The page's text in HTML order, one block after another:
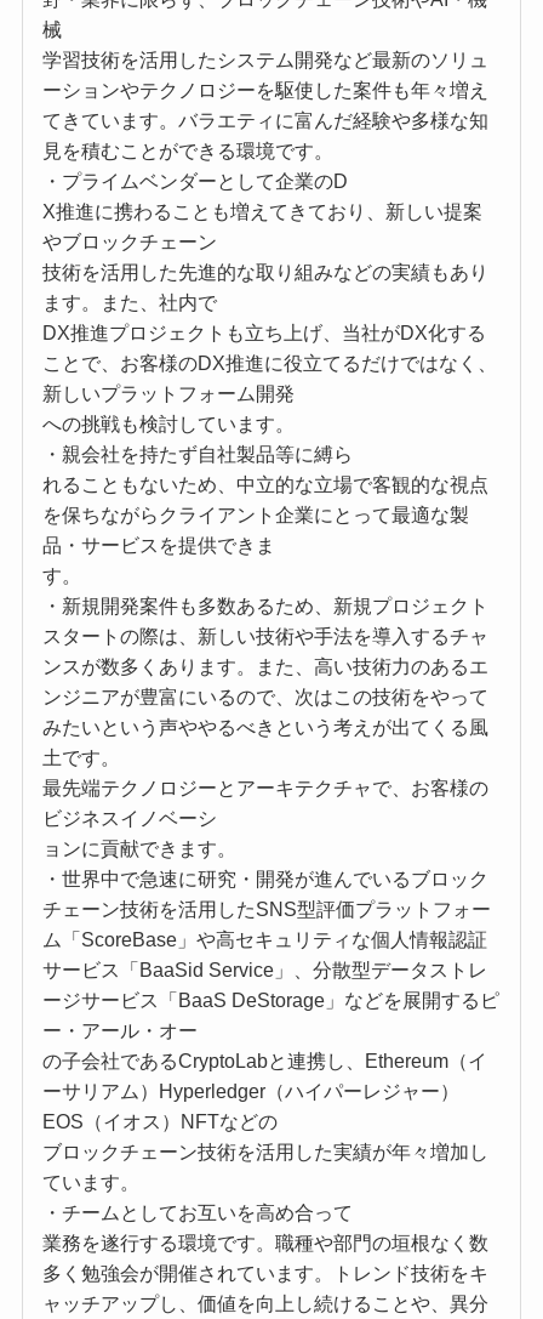
械
学習技術を活用したシステム開発など最新のソリュ
ーションやテクノロジーを駆使した案件も年々増え
てきています。バラエティに富んだ経験や多様な知
見を積むことができる環境です。
・プライムベンダーとして企業のD
X推進に携わることも増えてきており、新しい提案
やブロックチェーン
技術を活用した先進的な取り組みなどの実績もあり
ます。また、社内で
DX推進プロジェクトも立ち上げ、当社がDX化する
ことで、お客様のDX推進に役立てるだけではなく、
新しいプラットフォーム開発
への挑戦も検討しています。
・親会社を持たず自社製品等に縛ら
れることもないため、中立的な立場で客観的な視点
を保ちながらクライアント企業にとって最適な製
品・サービスを提供できま
す。
・新規開発案件も多数あるため、新規プロジェクト
スタートの際は、新しい技術や手法を導入するチャ
ンスが数多くあります。また、高い技術力のあるエ
ンジニアが豊富にいるので、次はこの技術をやって
みたいという声ややるべきという考えが出てくる風
土です。
最先端テクノロジーとアーキテクチャで、お客様の
ビジネスイノベーシ
ョンに貢献できます。
・世界中で急速に研究・開発が進んでいるブロック
チェーン技術を活用したSNS型評価プラットフォー
ム「ScoreBase」や高セキュリティな個人情報認証
サービス「BaaSid Service」、分散型データストレ
ージサービス「BaaS DeStorage」などを展開するピ
ー・アール・オー
の子会社であるCryptoLabと連携し、Ethereum（イ
ーサリアム）Hyperledger（ハイパーレジャー）
EOS（イオス）NFTなどの
ブロックチェーン技術を活用した実績が年々増加し
ています。
・チームとしてお互いを高め合って
業務を遂行する環境です。職種や部門の垣根なく数
多く勉強会が開催されています。トレンド技術をキ
ャッチアップし、価値を向上し続けることや、異分